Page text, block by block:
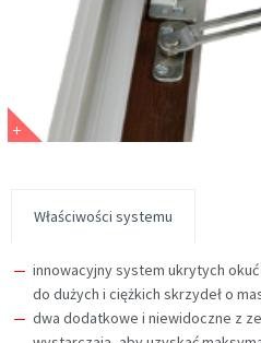
Właściwości systemu
innowacyjny system ukrytych
do dużych i ciężkich skrzydeł o
dwa dodatkowe i niewidoczne z